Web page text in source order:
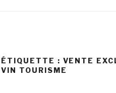
ÉTIQUETTE : VENTE
VIN TOURISME